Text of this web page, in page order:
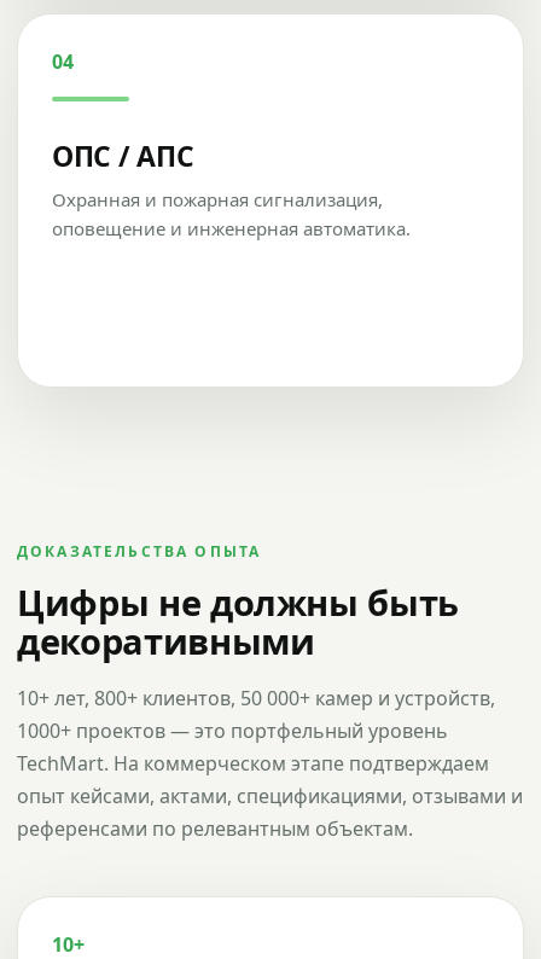
04
ОПС / АПС
Охранная и пожарная сигнализация,
оповещение и инженерная автоматика.
ДОКАЗАТЕЛЬСТВА ОПЫТА
Цифры не должны быть
декоративными
10+ лет, 800+ клиентов, 50 000+ камер и устройств,
1000+ проектов — это портфельный уровень
TechMart. На коммерческом этапе подтверждаем
опыт кейсами, актами, спецификациями, отзывами и
референсами по релевантным объектам.
10+